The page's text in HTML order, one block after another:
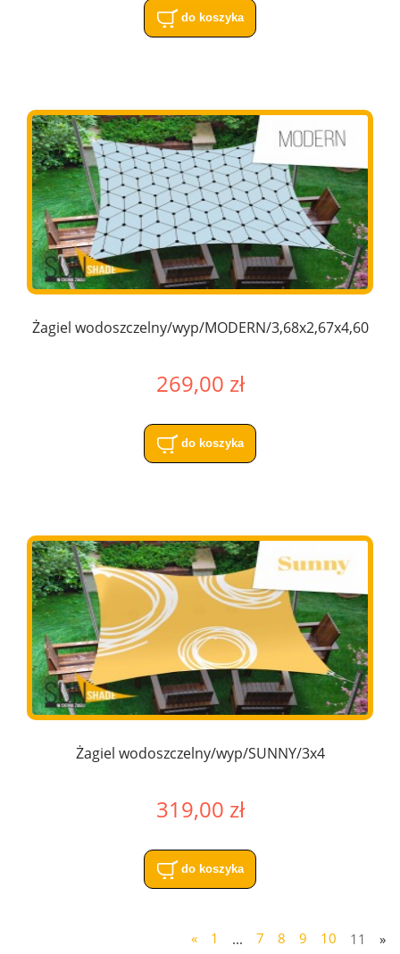
do koszyka
Żagiel wodoszczelny/wyp/MODERN/3,68x2,67x4,60
269,00 zł
do koszyka
Żagiel wodoszczelny/wyp/SUNNY/3x4
319,00 zł
do koszyka
« 1 ... 7 8 9 10 11 »